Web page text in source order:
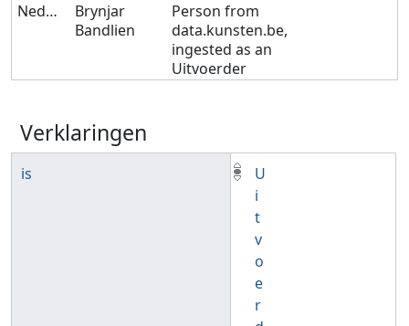
Nederlands
Brynjar
Bandlien
Person from
data.kunsten.be,
ingested as an
Uitvoerder
Verklaringen
is
U
i
t
v
o
e
r